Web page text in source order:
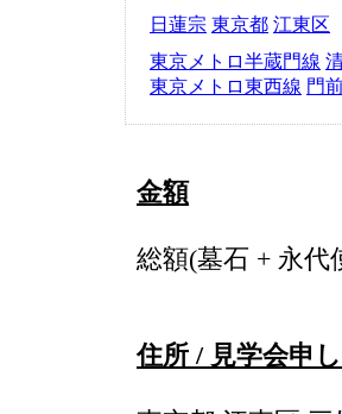
日蓮宗 東京都 江東区
東京メトロ半蔵門線
東京メトロ東西線 門
金額
総額(墓石 + 永代
住所 / 見学会申